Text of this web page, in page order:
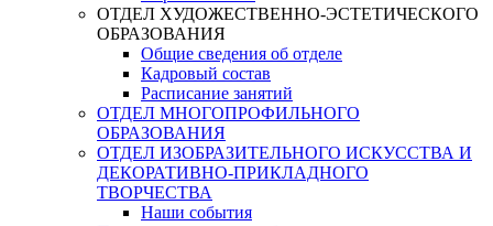
ОТДЕЛ ХУДОЖЕСТВЕННО-ЭСТЕТИЧЕСКОГО
ОБРАЗОВАНИЯ
Общие сведения об отделе
Кадровый состав
Расписание занятий
ОТДЕЛ МНОГОПРОФИЛЬНОГО
ОБРАЗОВАНИЯ
ОТДЕЛ ИЗОБРАЗИТЕЛЬНОГО ИСКУССТВА И
ДЕКОРАТИВНО-ПРИКЛАДНОГО
ТВОРЧЕСТВА
Наши события